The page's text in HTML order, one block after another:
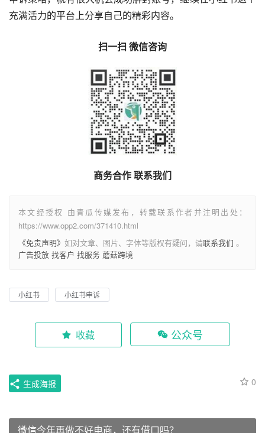
充满活力的平台上分享自己的精彩内容。
扫一扫 微信咨询
商务合作 联系我们
本文经授权 由青瓜传媒发布，转载联系作者并注明出处：
https://www.opp2.com/371410.html
《免责声明》 如对文章、图片、字体等版权有疑问，请联系我们 。
广告投放 找客户 找服务 蘑菇跨境
小红书 小红书申诉
收藏 公众号
0
生成海报
微信今年再做不好电商，还有借口吗？